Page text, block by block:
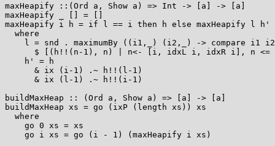
maxHeapify ::(Ord a, Show a) => Int -> [a] -> [a]
maxHeapify _ [] = []
maxHeapify i h = if l == i then h else maxHeapify l h'
  where
l = snd . maximumBy ((i1,_) (i2,_) -> compare i1
$ [(h!!(n-1), n) | n<- [i, idxL i, idxR i], n <=
    h' = h
      & ix (i-1) .~ h!!(l-1)
      & ix (l-1) .~ h!!(i-1)
buildMaxHeap :: (Ord a, Show a) => [a] -> [a]
buildMaxHeap xs = go (ixP (length xs)) xs
  where
    go 0 xs = xs
    go i xs = go (i - 1) (maxHeapify i xs)